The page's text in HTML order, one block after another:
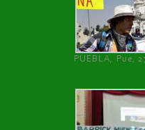
PUEBLA, Pue,